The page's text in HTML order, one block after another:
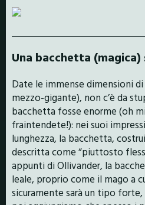
Una bacchetta (magica)
Date le immense dimensioni
mezzo-gigante), non c’è da
bacchetta fosse enorme (oh
fraintendete!): nei suoi
lunghezza, la bacchetta,
descritta come “piuttosto
appunti di Ollivander, la
leale, proprio come il mago a
sicuramente sarà un tipo